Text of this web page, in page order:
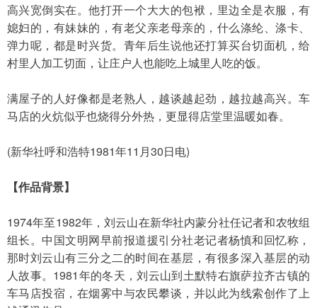
高兴宽倒实在。他打开一个大大的包袱，里边全是衣服，有
媳妇的，有妹妹的，有老父亲老母亲的，什么涤纶、涤卡、
弹力呢，都是时兴货。青年后生说他还打算买台切面机，给
村里人加工切面，让庄户人也能吃上城里人吃的饭。
满屋子的人好像都是老熟人，越谈越起劲，越拉越高兴。车
马店的火炕似乎也烧得分外热，更显得店堂里温暖如春。
(新华社呼和浩特1981年11月30日电)
【作品背景】
1974年至1982年，刘云山在新华社内蒙分社任记者和农牧组
组长。中国文明网早前报道援引分社老记者杨慎和回忆称，
那时刘云山有三分之二的时间在基层，有很多深入基层的动
人故事。1981年的冬天，刘云山到土默特右旗萨拉齐古镇的
车马店投宿，在烟雾中与农民攀谈，并以此为线索创作了上